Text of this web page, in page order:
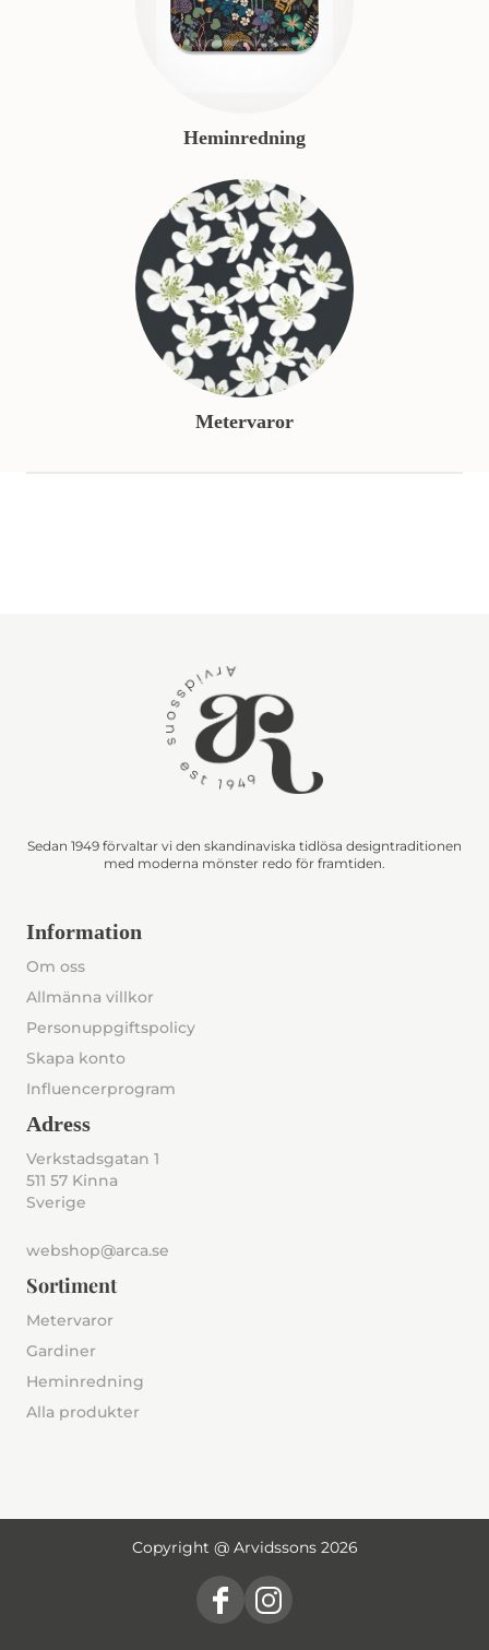
Heminredning
Metervaror
Sedan 1949 förvaltar vi den skandinaviska tidlösa designtraditionen
med moderna mönster redo för framtiden.
Information
Om oss
Allmänna villkor
Personuppgiftspolicy
Skapa konto
Influencerprogram
Adress
Verkstadsgatan 1
511 57 Kinna
Sverige
webshop@arca.se
Sortiment
Metervaror
Gardiner
Heminredning
Alla produkter
Copyright @ Arvidssons 2026